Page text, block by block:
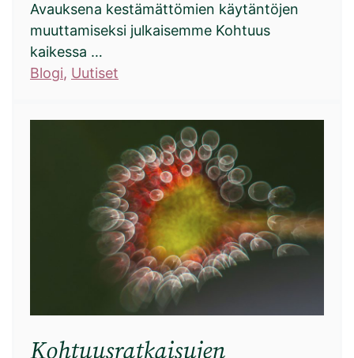
Avauksena kestämättömien käytäntöjen
muuttamiseksi julkaisemme Kohtuus
kaikessa …
Blogi, Uutiset
Kohtuusratkaisujen